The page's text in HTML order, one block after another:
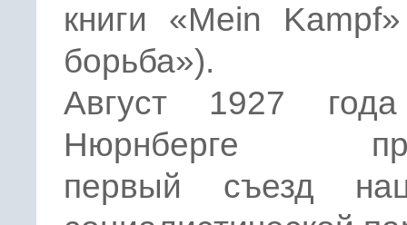
книги «Mein
борьба»).
Август 1927
Нюрнберге
первый съезд